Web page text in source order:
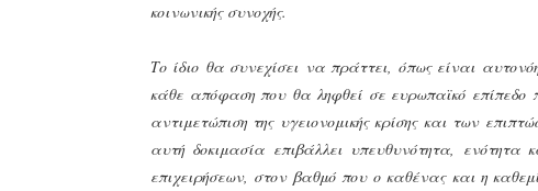
κοινωνικής συνοχής.
Το ίδιο θα συνεχίσει να πράττει, όπως είναι
κάθε απόφαση που θα ληφθεί σε ευρωπαϊκό επίπεδο
αντιμετώπιση της υγειονομικής κρίσης και των
αυτή δοκιμασία επιβάλλει υπευθυνότητα,
επιχειρήσεων, στον βαθμό που ο καθένας και η